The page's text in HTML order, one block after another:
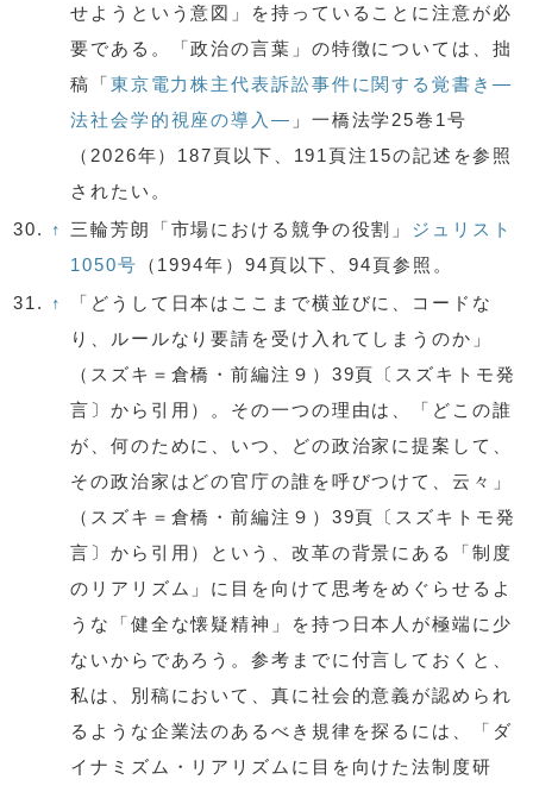
せようという意図」を持っていることに注意が必
要である。「政治の言葉」の特徴については、拙
稿「東京電力株主代表訴訟事件に関する覚書き—
法社会学的視座の導入— 」一橋法学25巻1号
（2026年）187頁以下、191頁注15の記述を参照
されたい。
30.
↑ 三輪芳朗「市場における競争の役割」 ジュリスト
1050号 （1994年）94頁以下、94頁参照。
31.
↑
「どうして日本はここまで横並びに、コードな
り、ルールなり要請を受け入れてしまうのか」
（スズキ＝倉橋・前編注９）39頁〔スズキトモ発
言〕から引用）。その一つの理由は、「どこの誰
が、何のために、いつ、どの政治家に提案して、
その政治家はどの官庁の誰を呼びつけて、云々」
（スズキ＝倉橋・前編注９）39頁〔スズキトモ発
言〕から引用）という、改革の背景にある「制度
のリアリズム」に目を向けて思考をめぐらせるよ
うな「健全な懐疑精神」を持つ日本人が極端に少
ないからであろう。参考までに付言しておくと、
私は、別稿において、真に社会的意義が認められ
るような企業法のあるべき規律を探るには、「ダ
イナミズム・リアリズムに目を向けた法制度研